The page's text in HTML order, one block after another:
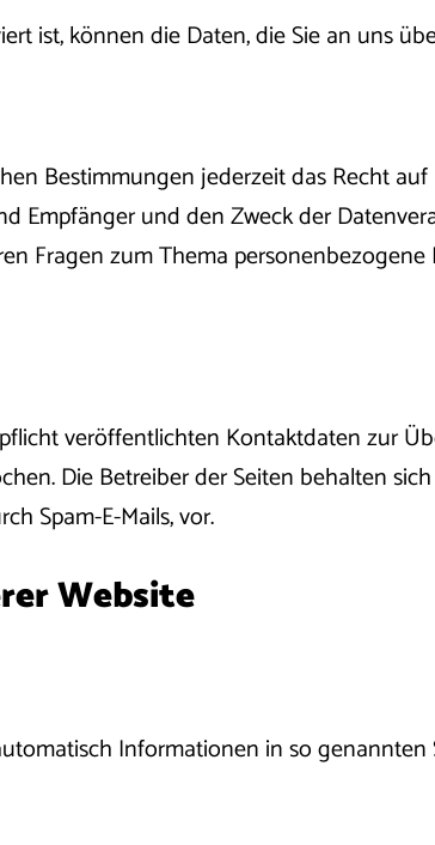
ist, können die Daten, die Sie an uns
Bestimmungen jederzeit das Recht
Empfänger und den Zweck der
Fragen zum Thema
veröffentlichten Kontaktdaten zur
Die Betreiber der Seiten behalten
Spam-E-Mails, vor.
Website
Informationen in so